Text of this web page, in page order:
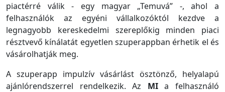
piactérré válik - egy magyar „Temuvá” -, ahol a
felhasználók az egyéni vállalkozóktól kezdve a
legnagyobb kereskedelmi szereplőkig minden piaci
résztvevő kínálatát egyetlen szuperappban érhetik el és
vásárolhatják meg.
A szuperapp impulzív vásárlást ösztönző, helyalapú
ajánlórendszerrel rendelkezik. Az MIa felhasználó